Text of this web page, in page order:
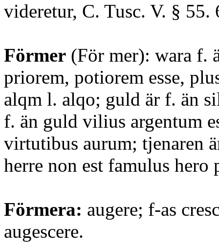
videretur, C. Tusc. V. § 55.
Förmer (För mer): wara f.
priorem, potiorem esse,
alqm l. alqo; guld är f. än
f. än guld vilius argentum
virtutibus aurum; tjenaren
herre non est famulus hero
Förmera: augere; f-as
augescere.